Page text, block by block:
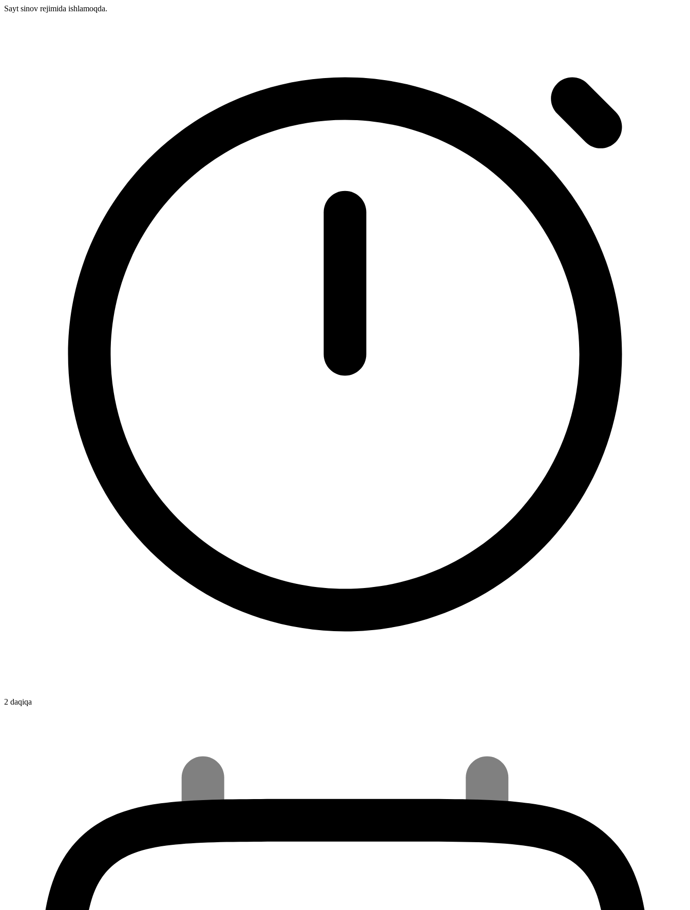
Sayt sinov rejimida ishlamoqda.
2 daqiqa